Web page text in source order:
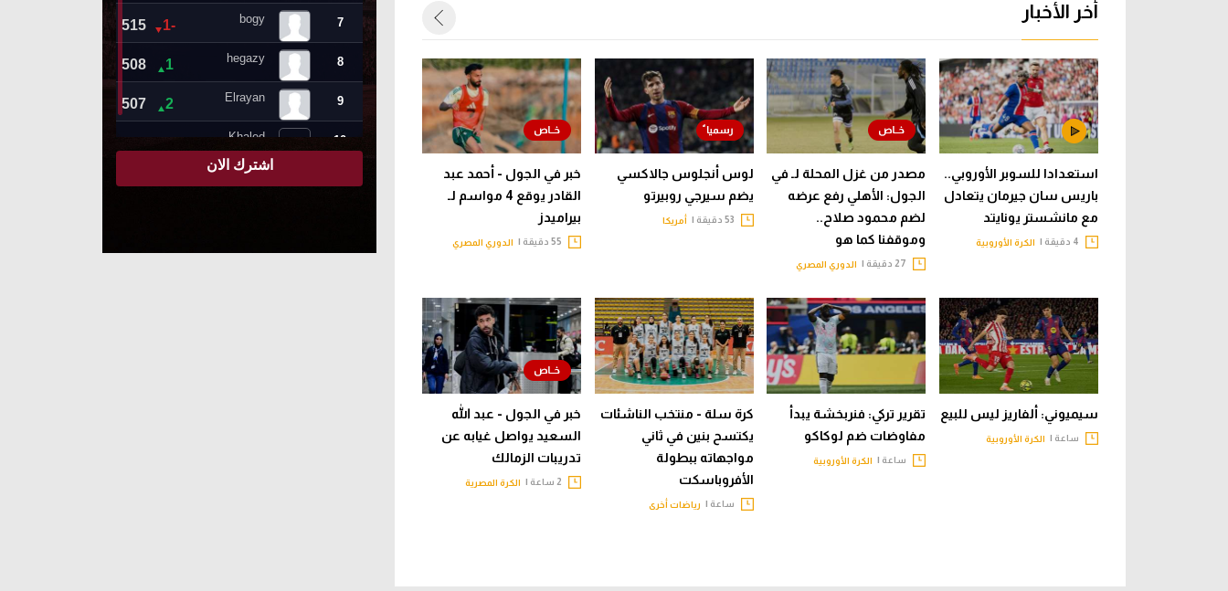
أخر الأخبار
استعدادا للسوبر الأوروبي..
باريس سان جيرمان يتعادل
مع مانشستر يونايتد
الكرة الأوروبية
مصدر من غزل المحلة لـ في
الجول: الأهلي رفع عرضه
لضم محمود صلاح..
وموقفنا كما هو
الدوري المصري
لوس أنجلوس جالاكسي
يضم سيرجي روبيرتو
أمريكا
خبر في الجول - أحمد عبد
القادر يوقع 4 مواسم لـ
بيراميدز
الدوري المصري
سيميوني: ألفاريز ليس للبيع
ساعة | الكرة الأوروبية
تقرير تركي: فنربخشة يبدأ
مفاوضات ضم لوكاكو
ساعة | الكرة الأوروبية
كرة سلة - منتخب الناشئات
يكتسح بنين في ثاني
مواجهاته ببطولة
الأفروباسكت
ساعة | رياضات أخرى
خبر في الجول - عبد الله
السعيد يواصل غيابه عن
تدريبات الزمالك
الكرة المصرية